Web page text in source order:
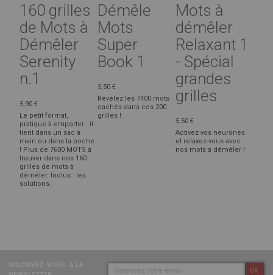
160 grilles
de Mots à
Démêler
Serenity
n.1
5,90 €
Le petit format,
pratique à emporter : il
tient dans un sac à
main ou dans la poche
! Plus de 7600 MOTS à
trouver dans nos 160
grilles de mots à
démêler. Inclus : les
solutions.
Démêle
Mots
Super
Book 1
5,50 €
Révélez les 7400 mots
cachés dans ces 200
grilles !
Mots à
démêler
Relaxant 1
- Spécial
grandes
grilles
5,50 €
Activez vos neurones
et relaxez-vous avec
nos mots à démêler !
OK